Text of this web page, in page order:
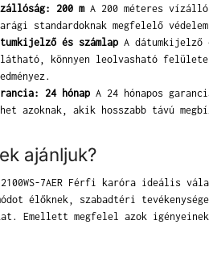
200 mA 200 méteres
standardoknak megfelelő
és számlapA dátumkijelző
könnyen leolvasható
24 hónapA 24 hónapos
azoknak, akik hosszabb távú
ajánljuk?
2100WS-7AER Férfi karóra ideális
élőknek, szabadtéri
Emellett megfelel azok